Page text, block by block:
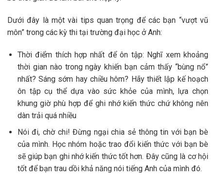
Dưới đây là một vài tips quan trọng để các bạn “vượt vũ
môn” trong các kỳ thi tại trường đại học ở Anh:
Thời điểm thích hợp nhất để ôn tập: Nghĩ xem khoảng
thời gian nào trong ngày khiến bạn cảm thấy “bùng nổ”
nhất? Sáng sớm hay chiều hôm? Hãy thiết lập kế hoạch
ôn tập cụ thể dựa vào sức khỏe của mình, lựa chọn
khung giờ phù hợp để ghi nhớ kiến thức chứ không nên
dàn trải quá nhiều
Nói đi, chờ chi! Đừng ngại chia sẻ thông tin với bạn bè
của mình. Học nhóm hoặc trao đổi kiến thức với bạn bè
sẽ giúp bạn ghi nhớ kiến thức tốt hơn. Đây cũng là cơ hội
tốt để bạn trau dồi khả năng nói tiếng Anh của mình đó.